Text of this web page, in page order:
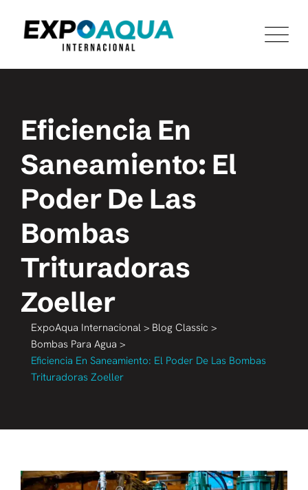
Eficiencia En
Saneamiento: El
Poder De Las
Bombas
Trituradoras
Zoeller
ExpoAqua Internacional > Blog Classic >
Bombas Para Agua >
Eficiencia En Saneamiento: El Poder De Las Bombas
Trituradoras Zoeller